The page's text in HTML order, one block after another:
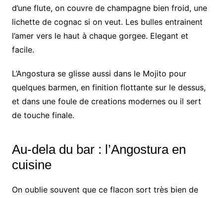
d’une flute, on couvre de champagne bien froid, une
lichette de cognac si on veut. Les bulles entrainent
l’amer vers le haut à chaque gorgee. Elegant et
facile.
L’Angostura se glisse aussi dans le Mojito pour
quelques barmen, en finition flottante sur le dessus,
et dans une foule de creations modernes ou il sert
de touche finale.
Au-dela du bar : l’Angostura en
cuisine
On oublie souvent que ce flacon sort très bien de